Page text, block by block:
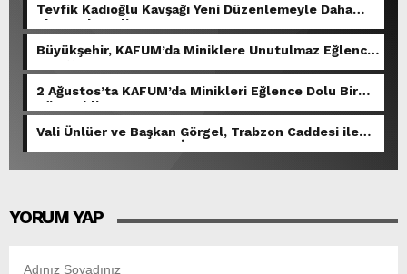
Tevfik Kadıoğlu Kavşağı Yeni Düzenlemeyle Daha
Akıcı Hale Geliyor.
Büyükşehir, KAFUM’da Miniklere Unutulmaz Eğlence
2 Ağustos’ta KAFUM’da Minikleri Eğlence Dolu Bir
Gün Bekliyor.
Vali Ünlüer ve Başkan Görgel, Trabzon Caddesi ile
Demirciler Çarşısı’nda İncelemelerde Bulundu.
YORUM YAP